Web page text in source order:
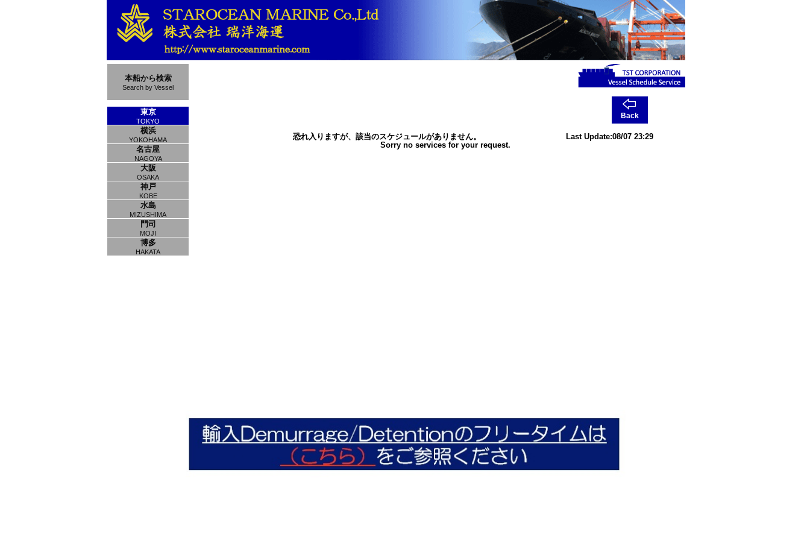
本船から検索
Search by Vessel
東京
TOKYO
横浜
YOKOHAMA
名古屋
NAGOYA
大阪
OSAKA
神戸
KOBE
水島
MIZUSHIMA
門司
MOJI
博多
HAKATA
Back
Last Update:08/07 23:29
恐れ入りますが、該当のスケジュールがありません。
Sorry no services for your request.